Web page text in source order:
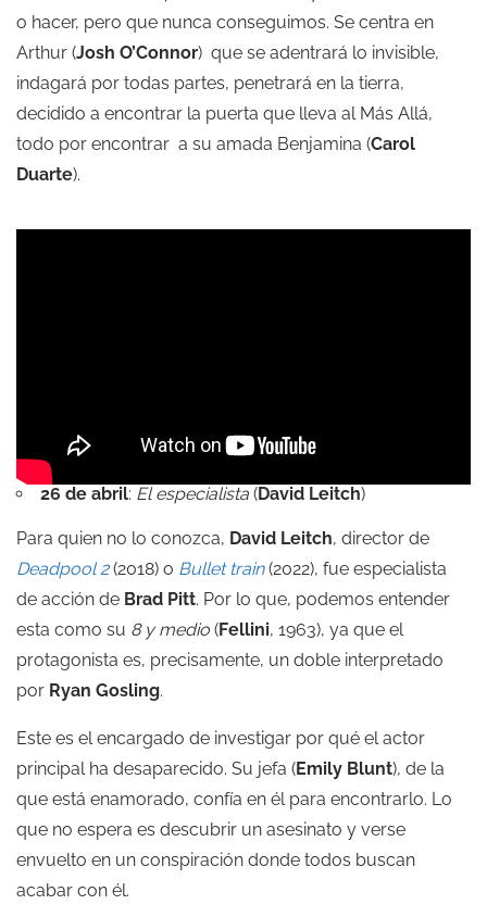
o hacer, pero que nunca conseguimos. Se centra en
Arthur (Josh O’Connor) que se adentrará lo invisible,
indagará por todas partes, penetrará en la tierra,
decidido a encontrar la puerta que lleva al Más Allá,
todo por encontrar a su amada Benjamina (Carol
Duarte).
26 de abril: El especialista (David Leitch)
Para quien no lo conozca, David Leitch, director de
Deadpool 2 (2018) o Bullet train (2022), fue especialista
de acción de Brad Pitt. Por lo que, podemos entender
esta como su 8 y medio (Fellini, 1963), ya que el
protagonista es, precisamente, un doble interpretado
por Ryan Gosling.
Este es el encargado de investigar por qué el actor
principal ha desaparecido. Su jefa (Emily Blunt), de la
que está enamorado, confía en él para encontrarlo. Lo
que no espera es descubrir un asesinato y verse
envuelto en un conspiración donde todos buscan
acabar con él.